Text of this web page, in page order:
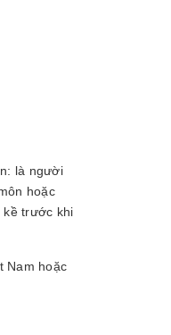
là người
hoặc
kề trước khi
Nam hoặc